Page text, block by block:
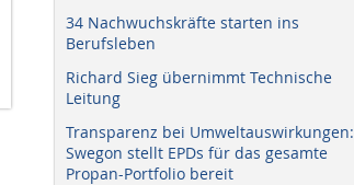
34 Nachwuchskräfte starten ins
Berufsleben
Richard Sieg übernimmt Technische
Leitung
Transparenz bei Umweltauswirkungen:
Swegon stellt EPDs für das gesamte
Propan-Portfolio bereit